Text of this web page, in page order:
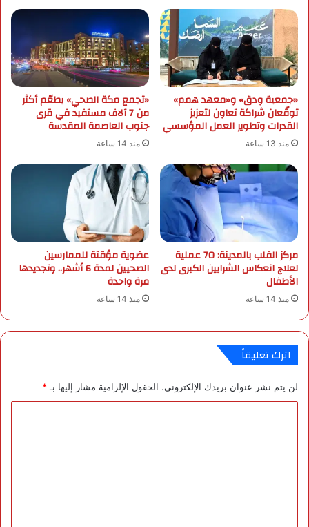
م
ا
ل
ب
ي
ئ
ة
ب
ع
د
م
ا
ق
خ
ل
ا
ل
أ
ب
و
«جمعية ودق» و«معهد همم»
توقّعان شراكة تعاون لتعزيز
القدرات وتطوير العمل المؤسسي
منذ 13 ساعة
«تجمع مكة الصحي» يطعّم أكثر
من 7 آلاف مستفيد في قرى
جنوب العاصمة المقدسة
منذ 14 ساعة
مركز القلب بالمدينة: 70 عملية
لعلاج انعكاس الشرايين الكبرى لدى
الأطفال
منذ 14 ساعة
عضوية مؤقتة للممارسين
الصحيين لمدة 6 أشهر.. وتجديدها
مرة واحدة
منذ 14 ساعة
اترك تعليقاً
لن يتم نشر عنوان بريدك الإلكتروني. الحقول الإلزامية مشار إليها بـ *